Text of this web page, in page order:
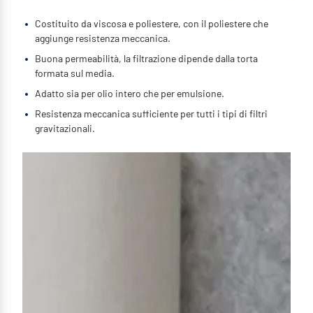
Costituito da viscosa e poliestere, con il poliestere che
aggiunge resistenza meccanica.
Buona permeabilità, la filtrazione dipende dalla torta
formata sul media.
Adatto sia per olio intero che per emulsione.
Resistenza meccanica sufficiente per tutti i tipi di filtri
gravitazionali.